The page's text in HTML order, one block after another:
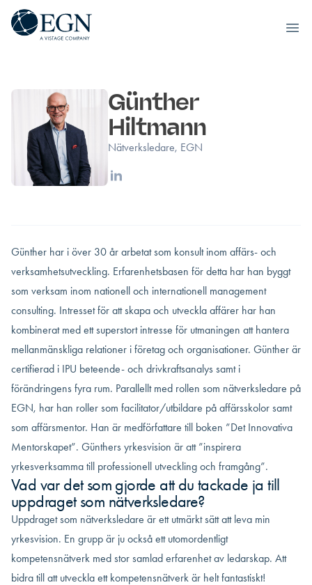
Executives' Global Network
Günther
Hiltmann
Nätverksledare, EGN
Linkedin
Günther har i över 30 år arbetat som konsult inom affärs- och
verksamhetsutveckling. Erfarenhetsbasen för detta har han byggt
som verksam inom nationell och internationell management
consulting. Intresset för att skapa och utveckla affärer har han
kombinerat med ett superstort intresse för utmaningen att hantera
mellanmänskliga relationer i företag och organisationer. Günther är
certifierad i IPU beteende- och drivkraftsanalys samt i
förändringens fyra rum. Parallellt med rollen som nätverksledare på
EGN, har han roller som facilitator/utbildare på affärsskolor samt
som affärsmentor. Han är medförfattare till boken ”Det Innovativa
Mentorskapet”. Günthers yrkesvision är att ”inspirera
yrkesverksamma till professionell utveckling och framgång”.
Vad var det som gjorde att du tackade ja till
uppdraget som nätverksledare?
Uppdraget som nätverksledare är ett utmärkt sätt att leva min
yrkesvision. En grupp är ju också ett utomordentligt
kompetensnätverk med stor samlad erfarenhet av ledarskap. Att
bidra till att utveckla ett kompetensnätverk är helt fantastiskt!